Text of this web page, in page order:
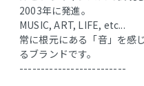
2003年に発進。
MUSIC, ART, LIFE, etc...
常に根元にある「音」を感
るブランドです。
-------------------------